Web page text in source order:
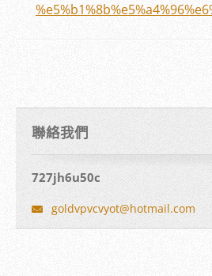
聯絡我們
727jh6u50c
goldvpvcvyot@hotmail.com